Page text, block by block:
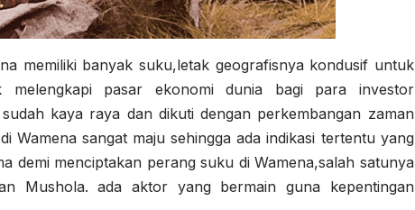
memiliki banyak suku,letak geografisnya kondusif untuk
melengkapi pasar ekonomi dunia bagi para investor
kaya raya dan dikuti dengan perkembangan zaman
Wamena sangat maju sehingga ada indikasi tertentu yang
demi menciptakan perang suku di Wamena,salah satunya
Mushola. ada aktor yang bermain guna kepentingan